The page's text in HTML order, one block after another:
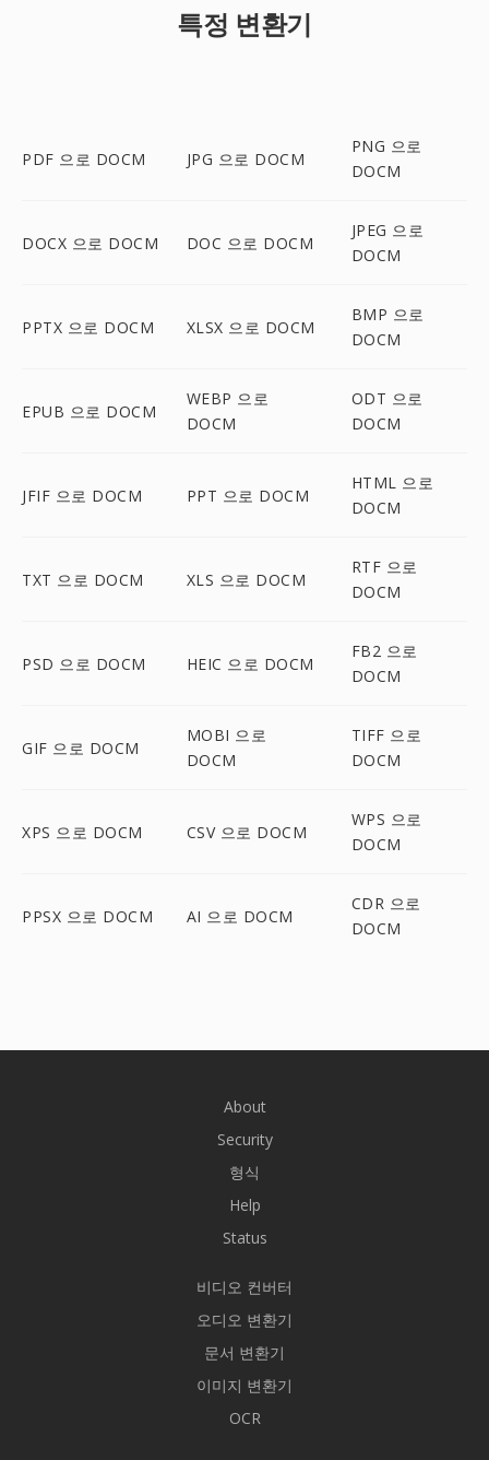
특정 변환기
PDF 으로 DOCM JPG 으로 DOCM
PNG 으로
DOCM
DOCX 으로 DOCM DOC 으로 DOCM
JPEG 으로
DOCM
PPTX 으로 DOCM XLSX 으로 DOCM
BMP 으로
DOCM
EPUB 으로 DOCM
WEBP 으로
DOCM
ODT 으로
DOCM
JFIF 으로 DOCM PPT 으로 DOCM
HTML 으로
DOCM
TXT 으로 DOCM XLS 으로 DOCM
RTF 으로
DOCM
PSD 으로 DOCM HEIC 으로 DOCM
FB2 으로
DOCM
GIF 으로 DOCM
MOBI 으로
DOCM
TIFF 으로
DOCM
XPS 으로 DOCM CSV 으로 DOCM
WPS 으로
DOCM
PPSX 으로 DOCM AI 으로 DOCM
CDR 으로
DOCM
About
Security
형식
Help
Status
비디오 컨버터
오디오 변환기
문서 변환기
이미지 변환기
OCR